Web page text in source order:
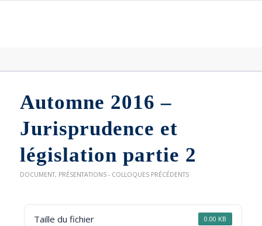
Automne 2016 –
Jurisprudence et
législation partie 2
DOCUMENT, PRÉSENTATIONS - COLLOQUES PRÉCÉDENTS
Taille du fichier 0.00 KB